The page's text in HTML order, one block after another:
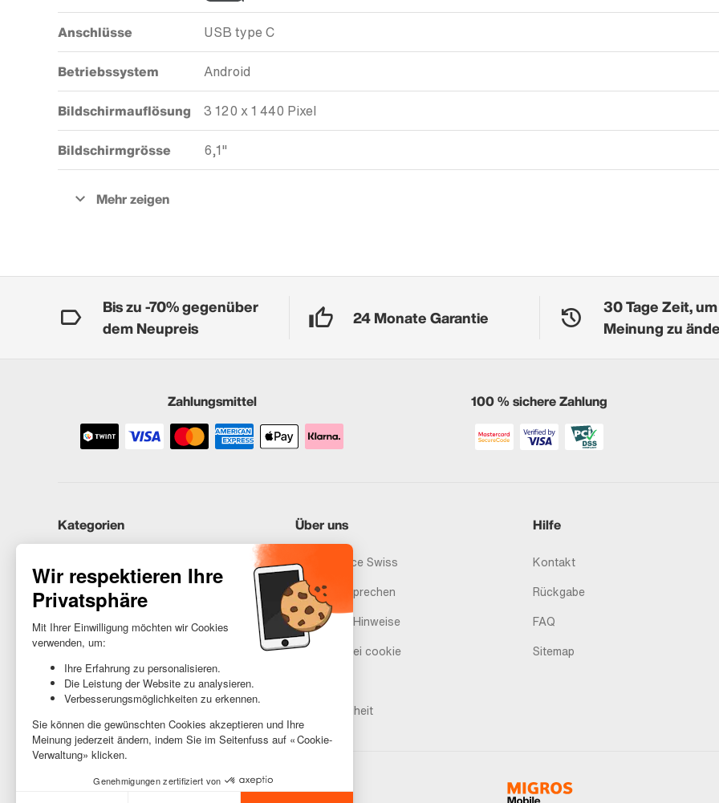
Anschlüsse USB type C
Betriebssystem Android
Bildschirmauflösung 3 120 x 1 440 Pixel
Bildschirmgrösse 6,1"
Bis zu -70% gegenüber
dem Neupreis
24 Monate Garantie
30 Tage Zeit,
Meinung zu
Zahlungsmittel 100 % sichere Zahlung
Kategorien
Samsung
Huawei
Benötigst du Hilfe?
Über uns
Recommerce Swiss
Unser Versprechen
Rechtliche Hinweise
Gestione dei cookie
Barrierefreiheit
Hilfe
Kontakt
Rückgabe
FAQ
Sitemap